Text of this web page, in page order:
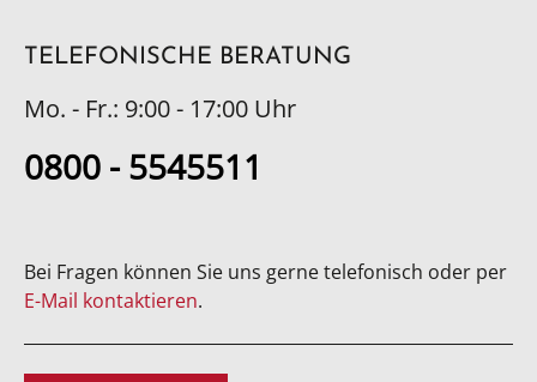
TELEFONISCHE BERATUNG
Mo. - Fr.: 9:00 - 17:00 Uhr
0800 - 5545511
Bei Fragen können Sie uns gerne telefonisch oder per
E-Mail kontaktieren.